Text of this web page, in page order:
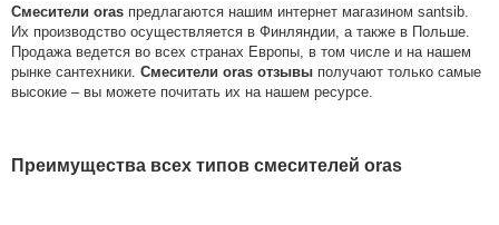
Смесители oras предлагаются нашим интернет магазином santsib.
Их производство осуществляется в Финляндии, а также в Польше.
Продажа ведется во всех странах Европы, в том числе и на нашем
рынке сантехники. Смесители oras отзывы получают только самые
высокие – вы можете почитать их на нашем ресурсе.
Преимущества всех типов смесителей oras